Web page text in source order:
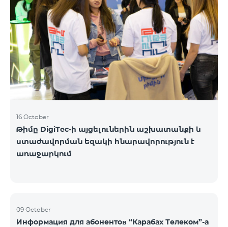
16 October
Թիմը DigiTec-ի այցելուներին աշխատանքի և
ստաժավորման եզակի հնարավորություն է
առաջարկում
09 October
Информация для абонентов “Карабах Телеком”-а